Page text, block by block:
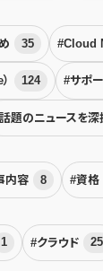
35 #Cloud
124 #サポ
題のニュースを深
内容 8 #資格
1 #クラウド 25